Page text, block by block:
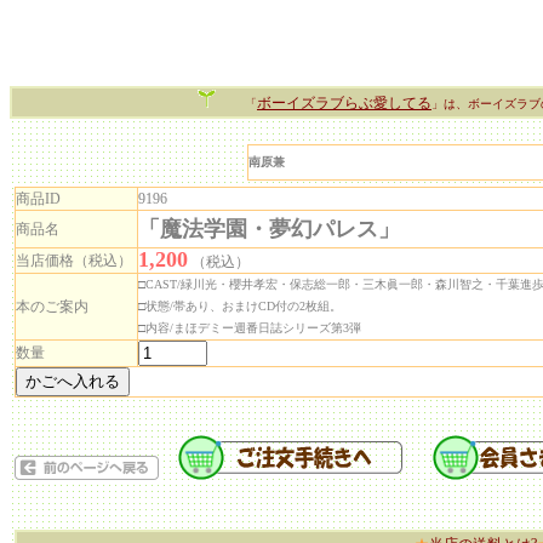
「ボーイズラブらぶ愛してる 」は、ボーイズラ
南原兼
商品ID
9196
商品名
「魔法学園・夢幻パレス」
当店価格（税込） 1,200 （税込）
本のご案内
□CAST/緑川光・櫻井孝宏・保志総一郎・三木眞一郎・森川智之・千葉進
□状態/帯あり、おまけCD付の2枚組。
□内容/まほデミー週番日誌シリーズ第3弾
数量